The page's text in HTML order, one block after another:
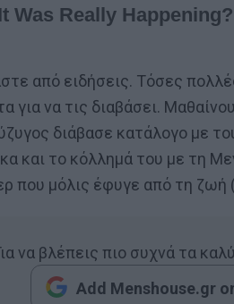
από ειδήσεις. Τόσες
για να τις διαβάσει.
διάβασε κατάλογο με
και το κόλλημά του με τη
που μόλις έφυγε από τη ζωή
να βλέπεις πιο συχνά τα
Add Menshouse.gr